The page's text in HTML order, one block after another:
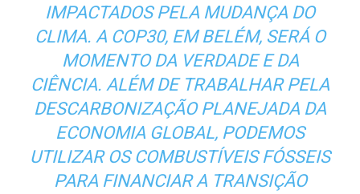
IMPACTADOS PELA MUDANÇA DO
CLIMA. A COP30, EM BELÉM, SERÁ O
MOMENTO DA VERDADE E DA
CIÊNCIA. ALÉM DE TRABALHAR PELA
DESCARBONIZAÇÃO PLANEJADA DA
ECONOMIA GLOBAL, PODEMOS
UTILIZAR OS COMBUSTÍVEIS FÓSSEIS
PARA FINANCIAR A TRANSIÇÃO